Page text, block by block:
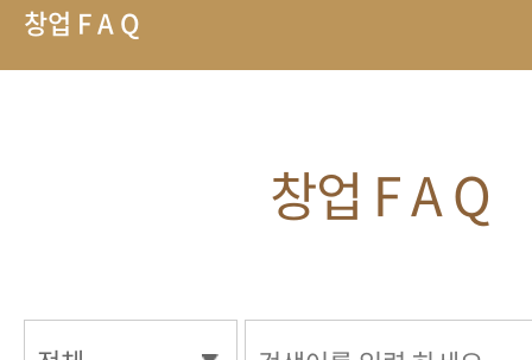
창업 F A Q
창업 F A Q